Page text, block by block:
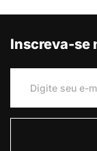
Inscreva-se